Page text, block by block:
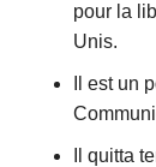
pour la
Unis.
Il est un
Il quitta